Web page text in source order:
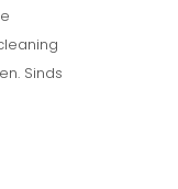
Sinds